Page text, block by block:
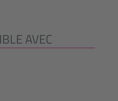
AVEC